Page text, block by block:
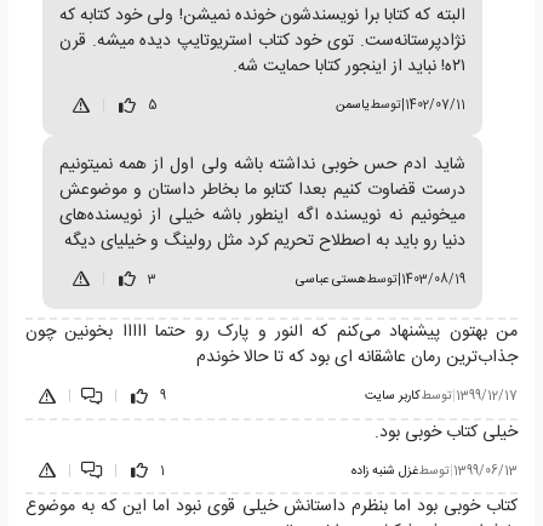
البته که کتابا برا نویسندشون خونده نمیشن! ولی خود کتابه که
نژادپرستانه‌ست. توی خود کتاب استریوتایپ دیده میشه. قرن
۲۱ه! نباید از اینجور کتابا حمایت شه.
1402/07/11
|توسطیاسمن 5
شاید ادم حس خوبی نداشته باشه ولی اول از همه نمیتونیم
درست قضاوت کنیم بعدا کتابو ما بخاطر داستان و موضوعش
میخونیم نه نویسنده اگه اینطور باشه خیلی از نویسنده‌های
دنیا رو باید به اصطلاح تحریم کرد مثل رولینگ و خیلیای دیگه
1403/08/19
|توسطهستی عباسی 3
من بهتون پیشنهاد می‌کنم که النور و پارک رو حتما ااااا بخونین چون
جذاب‌ترین رمان عاشقانه ای بود که تا حالا خوندم
1399/12/17
|توسطکاربر سایت 9
|
|
خیلی کتاب خوبی بود.
1399/06/13
|توسطغزل شنبه زاده 1
|
|
کتاب خوبی بود اما بنظرم داستانش خیلی قوی نبود اما این که به موضوع